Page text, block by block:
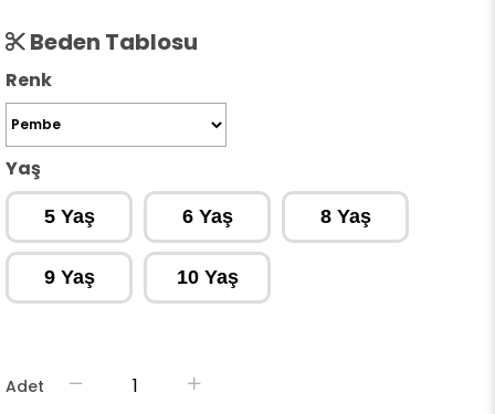
Beden Tablosu
Renk
Yaş
5 Yaş 6 Yaş 8 Yaş
9 Yaş 10 Yaş
Adet